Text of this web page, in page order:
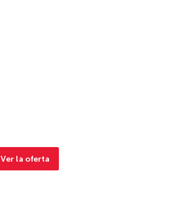
Ver la oferta